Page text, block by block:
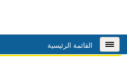
القائمة الرئيسية